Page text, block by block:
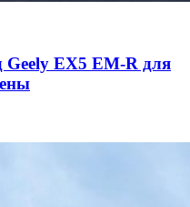
Geely EX5 EM-R для